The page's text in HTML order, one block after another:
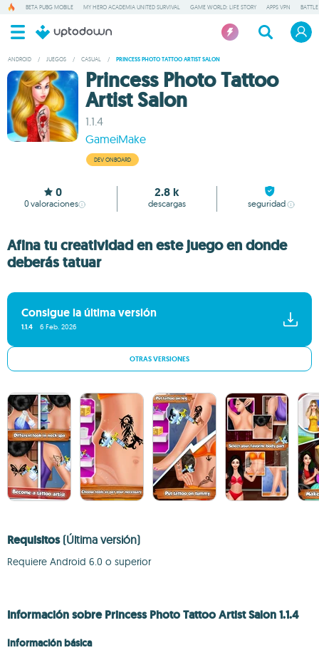
BETA PUBG MOBILE MY HERO ACADEMIA UNITED SURVIVAL GAME WORLD: LIFE STORY APPS VPN
ANDROID / JUEGOS / CASUAL / PRINCESS PHOTO TATTOO ARTIST SALON
Princess Photo Tattoo
Artist Salon
1.1.4
GameiMake
DEV ONBOARD
0
0 valoraciones
2.8 k
descargas seguridad
Afina tu creatividad en este juego en donde
deberás tatuar
Consigue la última versión
1.1.4 6 Feb. 2026
OTRAS VERSIONES
Requisitos (Última versión)
Requiere Android 6.0 o superior
Información sobre Princess Photo Tattoo Artist Salon 1.1.4
Información básica